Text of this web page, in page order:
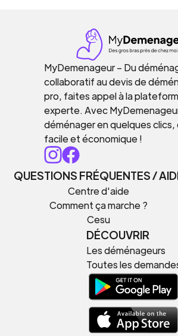
MyDemenageur – Du
collaboratif au devis de
pro, faites appel à la
experte. Avec
déménager en quelques clics,
facile et économique !
QUESTIONS FRÉQUENTES /
Centre d'aide
Comment ça marche ?
Cesu
DÉCOUVRIR
Les déménageurs
Toutes les